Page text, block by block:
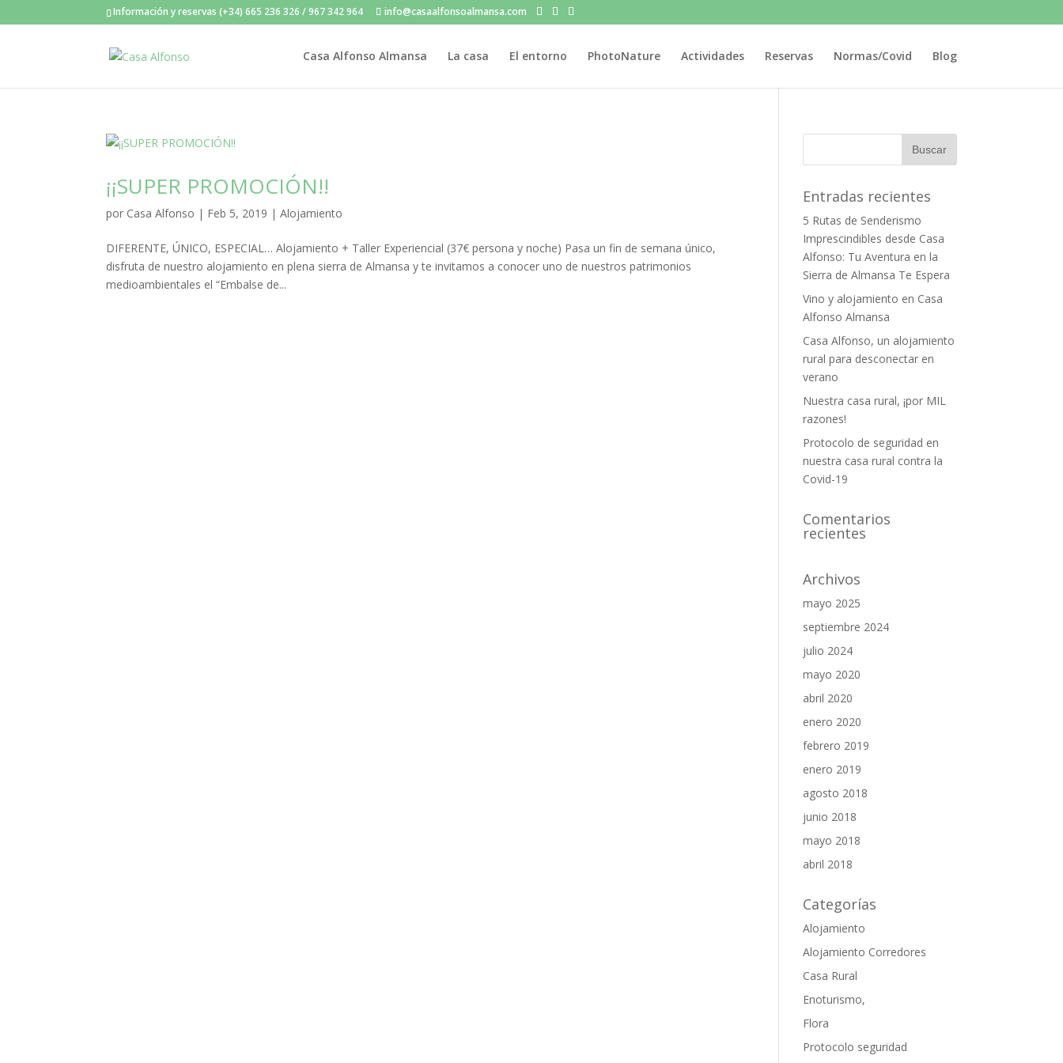
Información y reservas (+34) 665 236 326 / 967 342 964 info@casaalfonsoalmansa.com
Casa Alfonso Almansa La casa El entorno PhotoNature Actividades Reservas Normas/Covid Blog
¡¡SUPER PROMOCIÓN!!
por Casa Alfonso | Feb 5, 2019 |Alojamiento
DIFERENTE, ÚNICO, ESPECIAL… Alojamiento + Taller Experiencial (37€ persona y noche) Pasa un fin de semana único,
disfruta de nuestro alojamiento en plena sierra de Almansa y te invitamos a conocer uno de nuestros patrimonios
medioambientales el “Embalse de...
Entradas recientes
5 Rutas de Senderismo
Imprescindibles desde Casa
Alfonso: Tu Aventura en la
Sierra de Almansa Te Espera
Vino y alojamiento en Casa
Alfonso Almansa
Casa Alfonso, un alojamiento
rural para desconectar en
verano
Nuestra casa rural, ¡por MIL
razones!
Protocolo de seguridad en
nuestra casa rural contra la
Covid-19
Comentarios
recientes
Archivos
mayo 2025
septiembre 2024
julio 2024
mayo 2020
abril 2020
enero 2020
febrero 2019
enero 2019
agosto 2018
junio 2018
mayo 2018
abril 2018
Categorías
Alojamiento
Alojamiento Corredores
Casa Rural
Enoturismo,
Flora
Protocolo seguridad